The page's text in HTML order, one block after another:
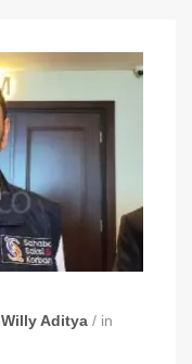
Willy Aditya / in